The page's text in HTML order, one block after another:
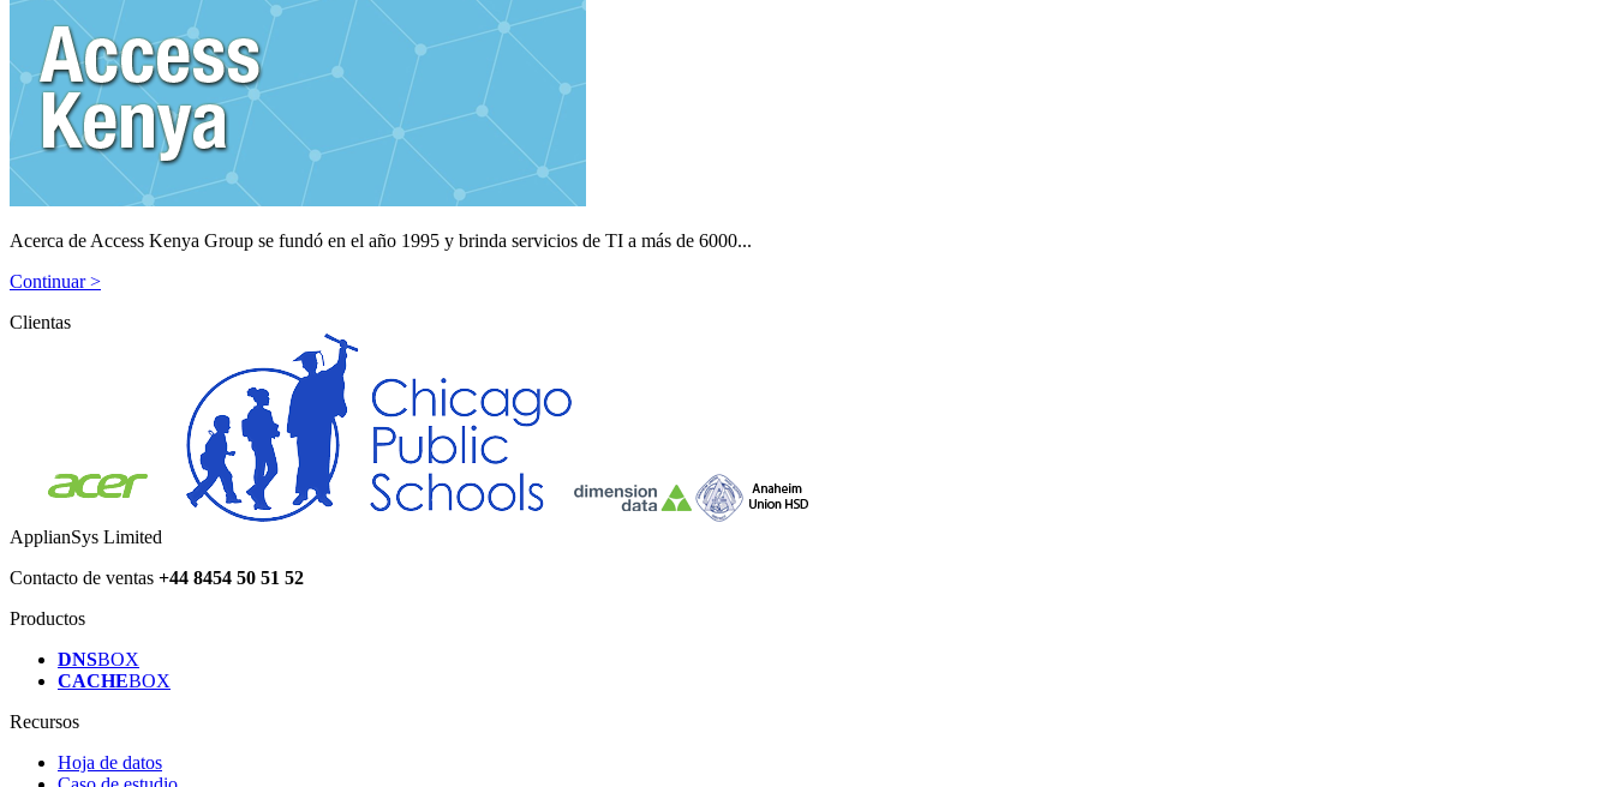
Acerca de Access Kenya Group se fundó en el año 1995 y brinda servicios de TI a más de 6000...
Continuar >
Clientas
ApplianSys Limited
Contacto de ventas +44 8454 50 51 52
Productos
DNSBOX
CACHEBOX
Recursos
Hoja de datos